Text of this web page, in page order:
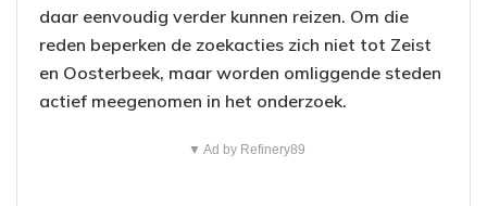
daar eenvoudig verder kunnen reizen. Om die
reden beperken de zoekacties zich niet tot Zeist
en Oosterbeek, maar worden omliggende steden
actief meegenomen in het onderzoek.
▼ Ad by Refinery89